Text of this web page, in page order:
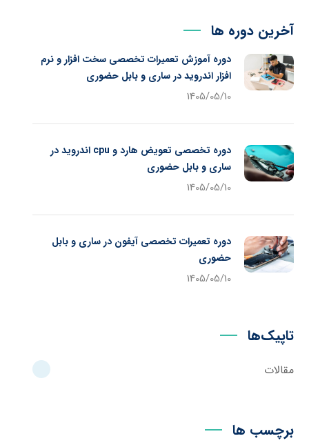
آخرین دوره ها
دوره آموزش تعمیرات تخصصی سخت افزار و نرم
افزار اندروید در ساری و بابل حضوری
1405/05/10
دوره تخصصی تعویض هارد و cpu اندروید در
ساری و بابل حضوری
1405/05/10
دوره تعمیرات تخصصی آیفون در ساری و بابل
حضوری
1405/05/10
تاپیک‌ها
مقالات
برچسب ها